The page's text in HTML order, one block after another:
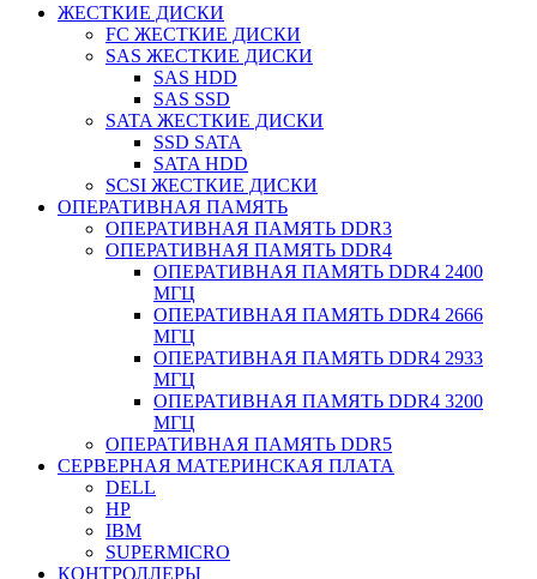
ЖЕСТКИЕ ДИСКИ
FC ЖЕСТКИЕ ДИСКИ
SAS ЖЕСТКИЕ ДИСКИ
SAS HDD
SAS SSD
SATA ЖЕСТКИЕ ДИСКИ
SSD SATA
SATA HDD
SCSI ЖЕСТКИЕ ДИСКИ
ОПЕРАТИВНАЯ ПАМЯТЬ
ОПЕРАТИВНАЯ ПАМЯТЬ DDR3
ОПЕРАТИВНАЯ ПАМЯТЬ DDR4
ОПЕРАТИВНАЯ ПАМЯТЬ DDR4 2400
МГЦ
ОПЕРАТИВНАЯ ПАМЯТЬ DDR4 2666
МГЦ
ОПЕРАТИВНАЯ ПАМЯТЬ DDR4 2933
МГЦ
ОПЕРАТИВНАЯ ПАМЯТЬ DDR4 3200
МГЦ
ОПЕРАТИВНАЯ ПАМЯТЬ DDR5
СЕРВЕРНАЯ МАТЕРИНСКАЯ ПЛАТА
DELL
HP
IBM
SUPERMICRO
КОНТРОЛЛЕРЫ